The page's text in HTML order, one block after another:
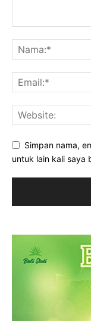
Simpan nama,
untuk lain kali saya